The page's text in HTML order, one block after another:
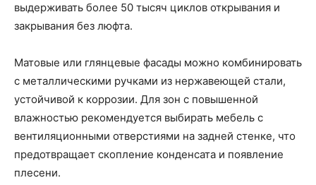
выдерживать более 50 тысяч циклов открывания и
закрывания без люфта.
Матовые или глянцевые фасады можно комбинировать
с металлическими ручками из нержавеющей стали,
устойчивой к коррозии. Для зон с повышенной
влажностью рекомендуется выбирать мебель с
вентиляционными отверстиями на задней стенке, что
предотвращает скопление конденсата и появление
плесени.